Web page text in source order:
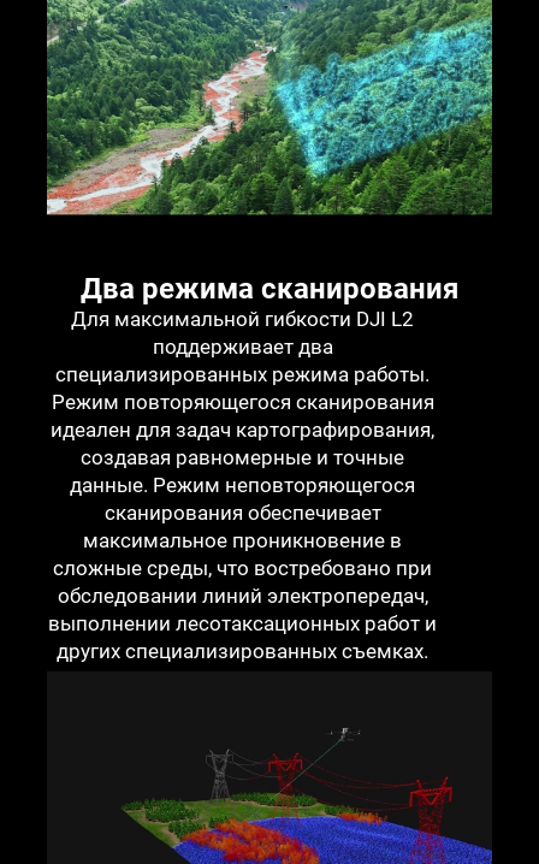
Два режима сканирования
Для максимальной гибкости DJI L2
поддерживает два
специализированных режима работы.
Режим повторяющегося сканирования
идеален для задач картографирования,
создавая равномерные и точные
данные. Режим неповторяющегося
сканирования обеспечивает
максимальное проникновение в
сложные среды, что востребовано при
обследовании линий электропередач,
выполнении лесотаксационных работ и
других специализированных съемках.